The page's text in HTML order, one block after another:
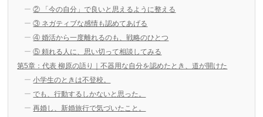
② 「今の自分」で良いと思えるように整える
③ ネガティブな感情も認めてあげる
④ 婚活から一度離れるのも、戦略のひとつ
⑤ 頼れる人に、思い切って相談してみる
第5章：代表 柳原の語り｜不器用な自分を認めたとき、道が開けた
小学生のときは不登校。
でも、行動するしかないと思った。
再婚し、新婚旅行で気づいたこと。